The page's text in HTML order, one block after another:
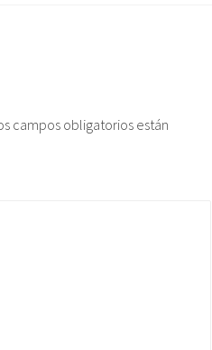
campos obligatorios están